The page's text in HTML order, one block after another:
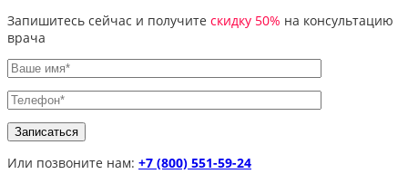
Запишитесь сейчас и получите скидку 50% на консультацию
врача
Или позвоните нам: +7 (800) 551-59-24